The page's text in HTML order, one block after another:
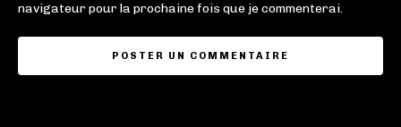
navigateur pour la prochaine fois que je commenterai.